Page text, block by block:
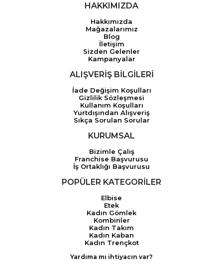
HAKKIMIZDA
Hakkımızda
Mağazalarımız
Blog
İletişim
Sizden Gelenler
Kampanyalar
ALIŞVERİŞ BİLGİLERİ
İade Değişim Koşulları
Gizlilik Sözleşmesi
Kullanım Koşulları
Yurtdışından Alışveriş
Sıkça Sorulan Sorular
KURUMSAL
Bizimle Çalış
Franchise Başvurusu
İş Ortaklığı Başvurusu
POPÜLER KATEGORİLER
Elbise
Etek
Kadın Gömlek
Kombinler
Kadın Takım
Kadın Kaban
Kadın Trençkot
Yardıma mı ihtiyacın var?